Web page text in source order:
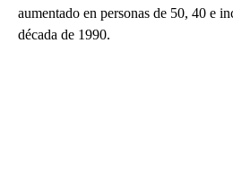
aumentado en personas de 50, 40 e
década de 1990.